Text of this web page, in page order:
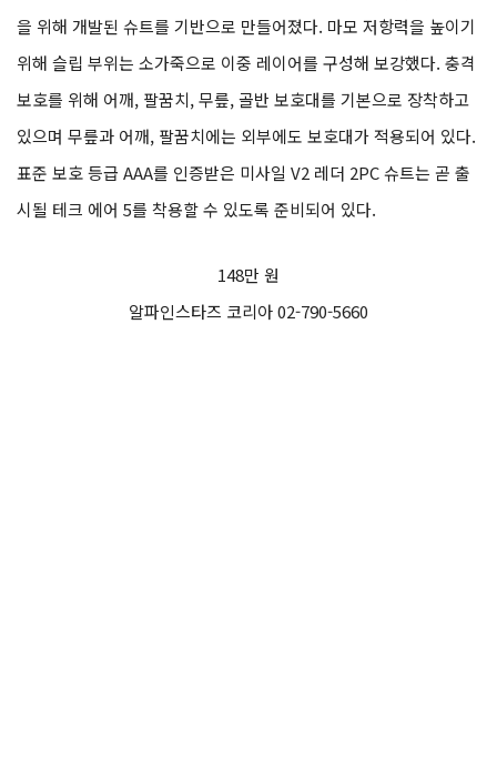
을 위해 개발된 슈트를 기반으로 만들어졌다. 마모 저항력을 높이기
위해 슬립 부위는 소가죽으로 이중 레이어를 구성해 보강했다. 충격
보호를 위해 어깨, 팔꿈치, 무릎, 골반 보호대를 기본으로 장착하고
있으며 무릎과 어깨, 팔꿈치에는 외부에도 보호대가 적용되어 있다.
표준 보호 등급 AAA를 인증받은 미사일 V2 레더 2PC 슈트는 곧 출
시될 테크 에어 5를 착용할 수 있도록 준비되어 있다.
148만 원
알파인스타즈 코리아 02-790-5660